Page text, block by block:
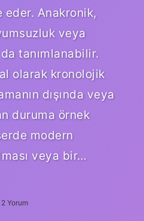
eder. Anakronik,
veya
tanımlanabilir.
olarak kronolojik
dışında veya
duruma örnek
modern
veya bir…
2 Yorum